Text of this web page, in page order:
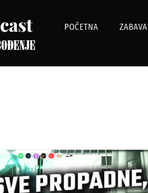
POČETNA ZABAVA